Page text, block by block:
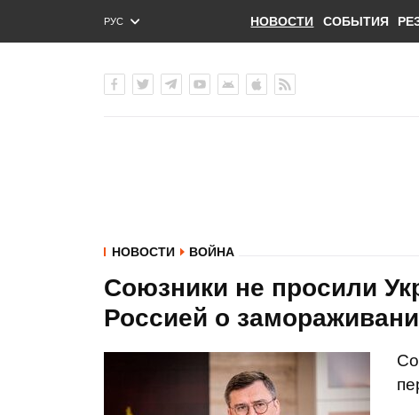
РУС
ENG
НОВОСТИ СОБЫТИЯ
НОВОСТИ ВОЙНА
Союзники не просили
Россией о